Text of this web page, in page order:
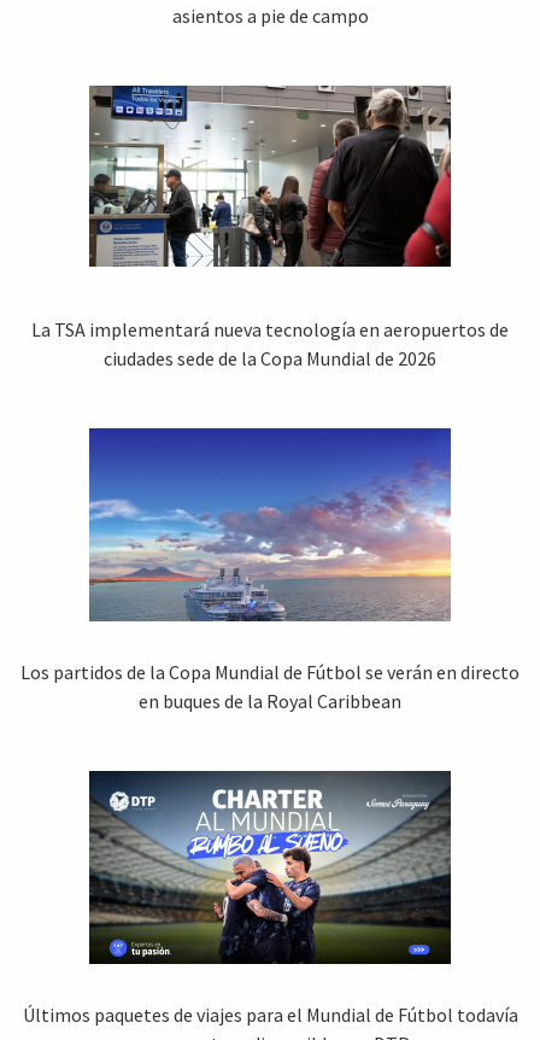
asientos a pie de campo
La TSA implementará nueva tecnología en aeropuertos de
ciudades sede de la Copa Mundial de 2026
Los partidos de la Copa Mundial de Fútbol se verán en directo
en buques de la Royal Caribbean
Últimos paquetes de viajes para el Mundial de Fútbol todavía